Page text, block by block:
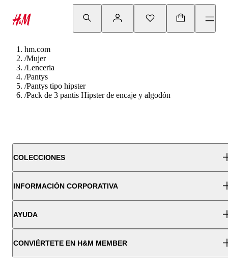
hm.com
/Mujer
/Lenceria
/Pantys
/Pantys tipo hipster
/Pack de 3 pantis Hipster de encaje y algodón
COLECCIONES
INFORMACIÓN CORPORATIVA
AYUDA
CONVIÉRTETE EN H&M MEMBER